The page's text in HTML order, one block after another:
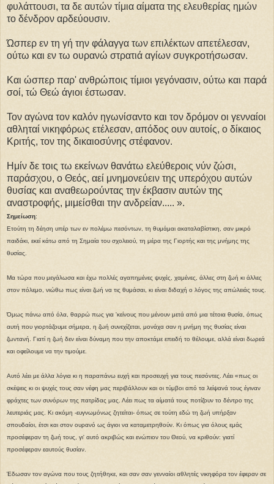
φυλάττουσι, τα δε αυτών τίμια αίματα της ελευθερίας ημών
το δένδρον αρδεύουσιν.
Ώσπερ εν τη γή την φάλαγγα των επιλέκτων απετέλεσαν,
ούτω και εν τω ουρανώ στρατιά αγίων συγκροτήσωσαν.
Και ώσπερ παρ' ανθρώποις τίμιοι γεγόνασιν, ούτω και παρά
σοί, τώ Θεώ άγιοι έστωσαν.
Τον αγώνα τον καλόν ηγωνίσαντο και τον δρόμον οι γενναίοι
αθληταί νικηφόρως ετέλεσαν, απόδος ουν αυτοίς, ο δίκαιος
Κριτής, τον της δικαιοσύνης στέφανον.
Ημίν δε τοις τω εκείνων θανάτω ελεύθεροις νύν ζώσι,
παράσχου, ο Θεός, αεί μνημονεύειν της υπερόχου αυτών
θυσίας και αναθεωρούντας την έκβασιν αυτών της
αναστροφής, μιμείσθαι την ανδρείαν..... ».
Σημείωση:
Ετούτη τη δέηση υπέρ των εν πολέμω πεσόντων, τη θυμάμαι ακαταλαβίστικη, σαν μικρό
παιδάκι, εκεί κάτω από τη Σημαία του σχολειού, τη μέρα της Γιορτής και της μνήμης της
θυσίας.
Μα τώρα που μεγάλωσα και έχω πολλές αγαπημένες ψυχές, χαμένες, άλλες στη ζωή κι άλλες
στον πόλεμο, νιώθω πως είναι ζωή να τις θυμάσαι, κι είναι διδαχή ο λόγος της απώλειάς τους.
Όμως πάνω από όλα, θαρρώ πως για 'κείνους που μένουν μετά από μια τέτοια θυσία, όπως
αυτή που γιορτάζουμε σήμερα, η ζωή συνεχίζεται, μονάχα σαν η μνήμη της θυσίας είναι
ζωντανή. Γιατί η ζωή δεν είναι δύναμη που την αποκτάμε επειδή το θέλουμε, αλλά είναι δωρεά
και οφείλουμε να την τιμούμε.
Αυτό λέει με άλλα λόγια κι η παραπάνω ευχή και προσευχή για τους πεσόντες. Λέει «πως οι
σκέψεις κι οι ψυχές τους σαν νέφη μας περιβάλλουν και οι τύμβοι από τα λείψανά τους έγιναν
φράχτες των συνόρων της πατρίδας μας. Λέει πως τα αίματά τους ποτίζουν το δέντρο της
λευτεριάς μας. Κι ακόμη -ευγνωμόνως ζητείται- όπως σε τούτη εδώ τη ζωή υπήρξαν
σπουδαίοι, έτσι και στον ουρανό ως άγιοι να καταμετρηθούν. Κι όπως για όλους εμάς
προσέφεραν τη ζωή τους, γι' αυτό ακριβώς και ενώπιον του Θεού, να κριθούν: γιατί
προσέφεραν εαυτούς θυσίαν.
Έδωσαν τον αγώνα που τους ζητήθηκε, και σαν σαν γενναίοι αθλητές νικηφόρα τον έφεραν σε